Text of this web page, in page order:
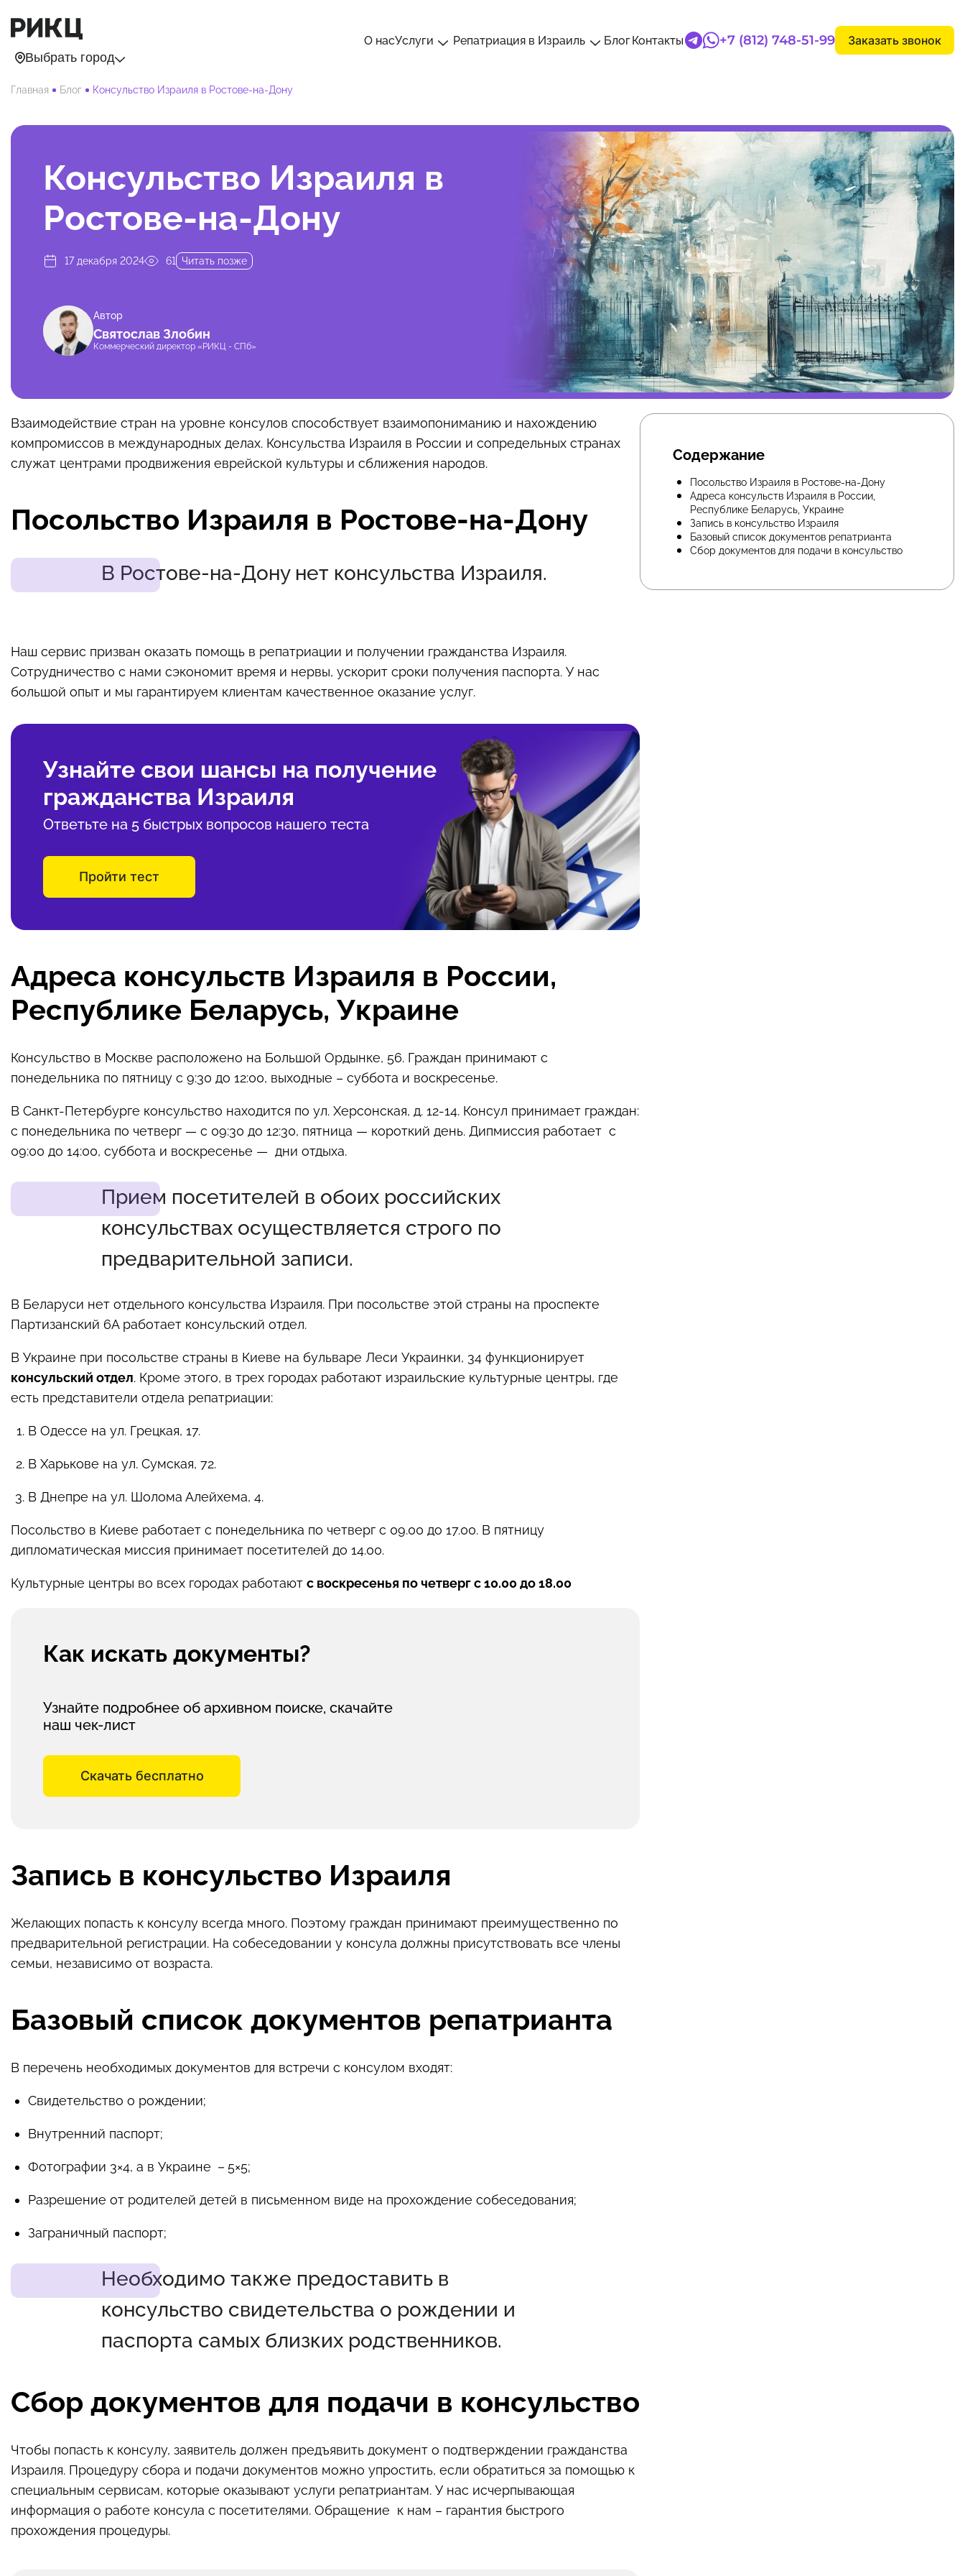
Выбрать город
О насУслуги Репатриация в Израиль БлогКонтакты +7 (812) 748-51-99 Заказать звонок
Главная Блог Консульство Израиля в Ростове-на-Дону
Консульство Израиля в
Ростове-на-Дону
17 декабря 2024 61 Читать позже
Автор
Святослав Злобин
Коммерческий директор «РИКЦ - СПб»
Взаимодействие стран на уровне консулов способствует взаимопониманию и нахождению
компромиссов в международных делах. Консульства Израиля в России и сопредельных странах
служат центрами продвижения еврейской культуры и сближения народов.
Посольство Израиля в Ростове-на-Дону
В Ростове-на-Дону нет консульства Израиля.
Наш сервис призван оказать помощь в репатриации и получении гражданства Израиля.
Сотрудничество с нами сэкономит время и нервы, ускорит сроки получения паспорта. У нас
большой опыт и мы гарантируем клиентам качественное оказание услуг.
Узнайте свои шансы на получение
гражданства Израиля
Ответьте на 5 быстрых вопросов нашего теста
Пройти тест
Адреса консульств Израиля в России,
Республике Беларусь, Украине
Консульство в Москве расположено на Большой Ордынке, 56. Граждан принимают с
понедельника по пятницу с 9:30 до 12:00, выходные – суббота и воскресенье.
В Санкт-Петербурге консульство находится по ул. Херсонская, д. 12-14. Консул принимает граждан:
с понедельника по четверг — с 09:30 до 12:30, пятница — короткий день. Дипмиссия работает с
09:00 до 14:00, суббота и воскресенье — дни отдыха.
Прием посетителей в обоих российских
консульствах осуществляется строго по
предварительной записи.
В Беларуси нет отдельного консульства Израиля. При посольстве этой страны на проспекте
Партизанский 6А работает консульский отдел.
В Украине при посольстве страны в Киеве на бульваре Леси Украинки, 34 функционирует
консульский отдел. Кроме этого, в трех городах работают израильские культурные центры, где
есть представители отдела репатриации:
В Одессе на ул. Грецкая, 17.
В Харькове на ул. Сумская, 72.
В Днепре на ул. Шолома Алейхема, 4.
Посольство в Киеве работает с понедельника по четверг с 09.00 до 17.00. В пятницу
дипломатическая миссия принимает посетителей до 14.00.
Культурные центры во всех городах работают с воскресенья по четверг с 10.00 до 18.00
Как искать документы?
Узнайте подробнее об архивном поиске, скачайте
наш чек-лист
Скачать бесплатно
Запись в консульство Израиля
Желающих попасть к консулу всегда много. Поэтому граждан принимают преимущественно по
предварительной регистрации. На собеседовании у консула должны присутствовать все члены
семьи, независимо от возраста.
Базовый список документов репатрианта
В перечень необходимых документов для встречи с консулом входят:
Свидетельство о рождении;
Внутренний паспорт;
Фотографии 3×4, а в Украине －5×5;
Разрешение от родителей детей в письменном виде на прохождение собеседования;
Заграничный паспорт;
Необходимо также предоставить в
консульство свидетельства о рождении и
паспорта самых близких родственников.
Сбор документов для подачи в консульство
Чтобы попасть к консулу, заявитель должен предъявить документ о подтверждении гражданства
Израиля. Процедуру сбора и подачи документов можно упростить, если обратиться за помощью к
специальным сервисам, которые оказывают услуги репатриантам. У нас исчерпывающая
информация о работе консула с посетителями. Обращение к нам – гарантия быстрого
прохождения процедуры.
Содержание
Посольство Израиля в Ростове-на-Дону
Адреса консульств Израиля в России,
Республике Беларусь, Украине
Запись в консульство Израиля
Базовый список документов репатрианта
Сбор документов для подачи в консульство